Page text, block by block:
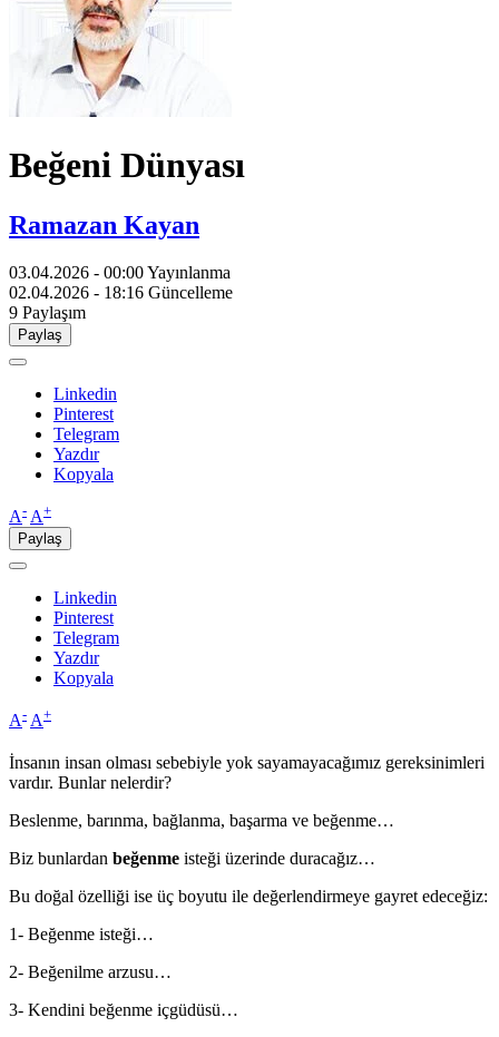
Beğeni Dünyası
Ramazan Kayan
03.04.2026 - 00:00Yayınlanma
02.04.2026 - 18:16 Güncelleme
9 Paylaşım
Paylaş
Linkedin
Pinterest
Telegram
Yazdır
Kopyala
A- A+
Paylaş
Linkedin
Pinterest
Telegram
Yazdır
Kopyala
A- A+
İnsanın insan olması sebebiyle yok sayamayacağımız gereksinimleri
vardır. Bunlar nelerdir?
Beslenme, barınma, bağlanma, başarma ve beğenme…
Biz bunlardan beğenme isteği üzerinde duracağız…
Bu doğal özelliği ise üç boyutu ile değerlendirmeye gayret edeceğiz:
1- Beğenme isteği…
2- Beğenilme arzusu…
3- Kendini beğenme içgüdüsü…